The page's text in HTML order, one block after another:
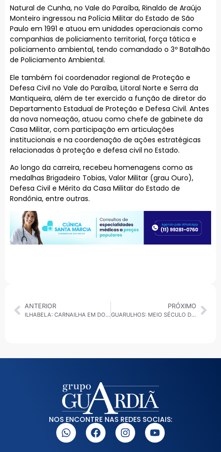
Natural de Cunha, no Vale do Paraíba, Rinaldo de Araújo
Monteiro ingressou na Polícia Militar do Estado de São
Paulo em 1991 e atuou em unidades operacionais como
companhias de policiamento territorial, força tática e
policiamento ambiental, tendo comandado o 3º Batalhão
de Policiamento Ambiental.
Ele também foi coordenador regional de Proteção e
Defesa Civil no Vale do Paraíba, Litoral Norte e Serra da
Mantiqueira, além de ter exercido a função de diretor do
Departamento Estadual de Proteção e Defesa Civil. Antes
da nova nomeação, atuou como chefe de gabinete da
Casa Militar, com participação em articulações
institucionais e na coordenação de ações estratégicas
relacionadas à proteção e defesa civil no Estado.
Ao longo da carreira, recebeu homenagens como as
medalhas Brigadeiro Tobias, Valor Militar (grau Ouro),
Defesa Civil e Mérito da Casa Militar do Estado de
Rondônia, entre outras.
ANTERIOR
ILHABELA: CARNAILHA EM DOBRO ABRE O CARNAVAL 2026 COM DESFILES E BANHO DA DOROTEIA
PRÓXIMO
GUARULHOS: MEIO SÉCULO DE FOLIA; BANDA BICHA COMEMORA 50 ANOS
NOS ENCONTRE NAS REDES SOCIAIS: